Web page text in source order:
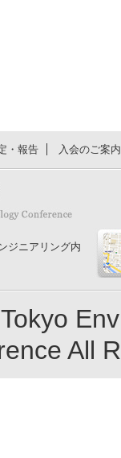
・報告 入会のご案
ジニアリング内
All